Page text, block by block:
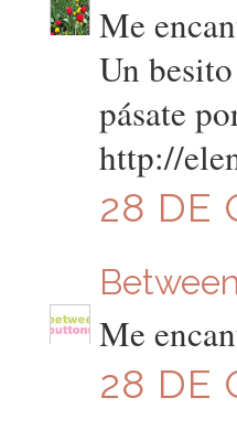
Me
Un besito
pásate
http://
28 DE
Me
28 DE